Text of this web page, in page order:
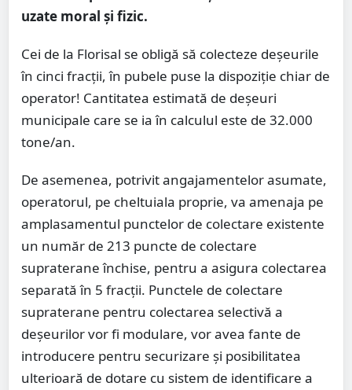
uzate moral și fizic.
Cei de la Florisal se obligă să colecteze deșeurile
în cinci fracții, în pubele puse la dispoziție chiar de
operator! Cantitatea estimată de deșeuri
municipale care se ia în calculul este de 32.000
tone/an.
De asemenea, potrivit angajamentelor asumate,
operatorul, pe cheltuiala proprie, va amenaja pe
amplasamentul punctelor de colectare existente
un număr de 213 puncte de colectare
supraterane închise, pentru a asigura colectarea
separată în 5 fracții. Punctele de colectare
supraterane pentru colectarea selectivă a
deșeurilor vor fi modulare, vor avea fante de
introducere pentru securizare și posibilitatea
ulterioară de dotare cu sistem de identificare a